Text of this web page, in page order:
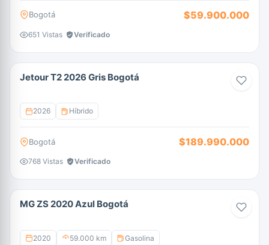
Bogotá $59.900.000
651 Vistas Verificado
Jetour T2 2026 Gris Bogotá
2026 Híbrido
Bogotá $189.990.000
768 Vistas Verificado
MG ZS 2020 Azul Bogotá
2020 59.000 km Gasolina